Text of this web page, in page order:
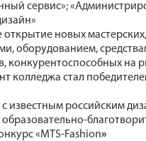
сервис»;
новых
оборудованием,
конкурентоспособных на
колледжа стал
известным российским
образовательно-
«MTS-Fashion»